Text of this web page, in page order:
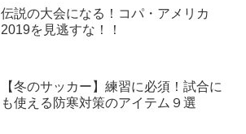
伝説の大会になる！コパ・アメリカ
2019を見逃すな！！
【冬のサッカー】練習に必須！試合に
も使える防寒対策のアイテム９選